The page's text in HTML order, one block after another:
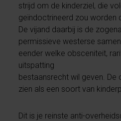
strijd om de kinderziel, die
geïndoctrineerd zou worden
De vijand daarbij is de
permissieve westerse
eender welke obsceniteit,
uitspatting
bestaansrecht wil geven. De
zien als een soort van
Dit is je reinste anti-